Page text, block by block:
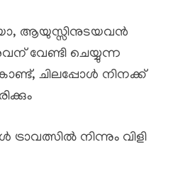
ആയുസ്സിനുടയവൻ
വേണ്ടി ചെയ്യുന്ന
ചിലപ്പോൾ നിനക്ക്
ട്രാവത്സിൽ നിന്നും വിളി